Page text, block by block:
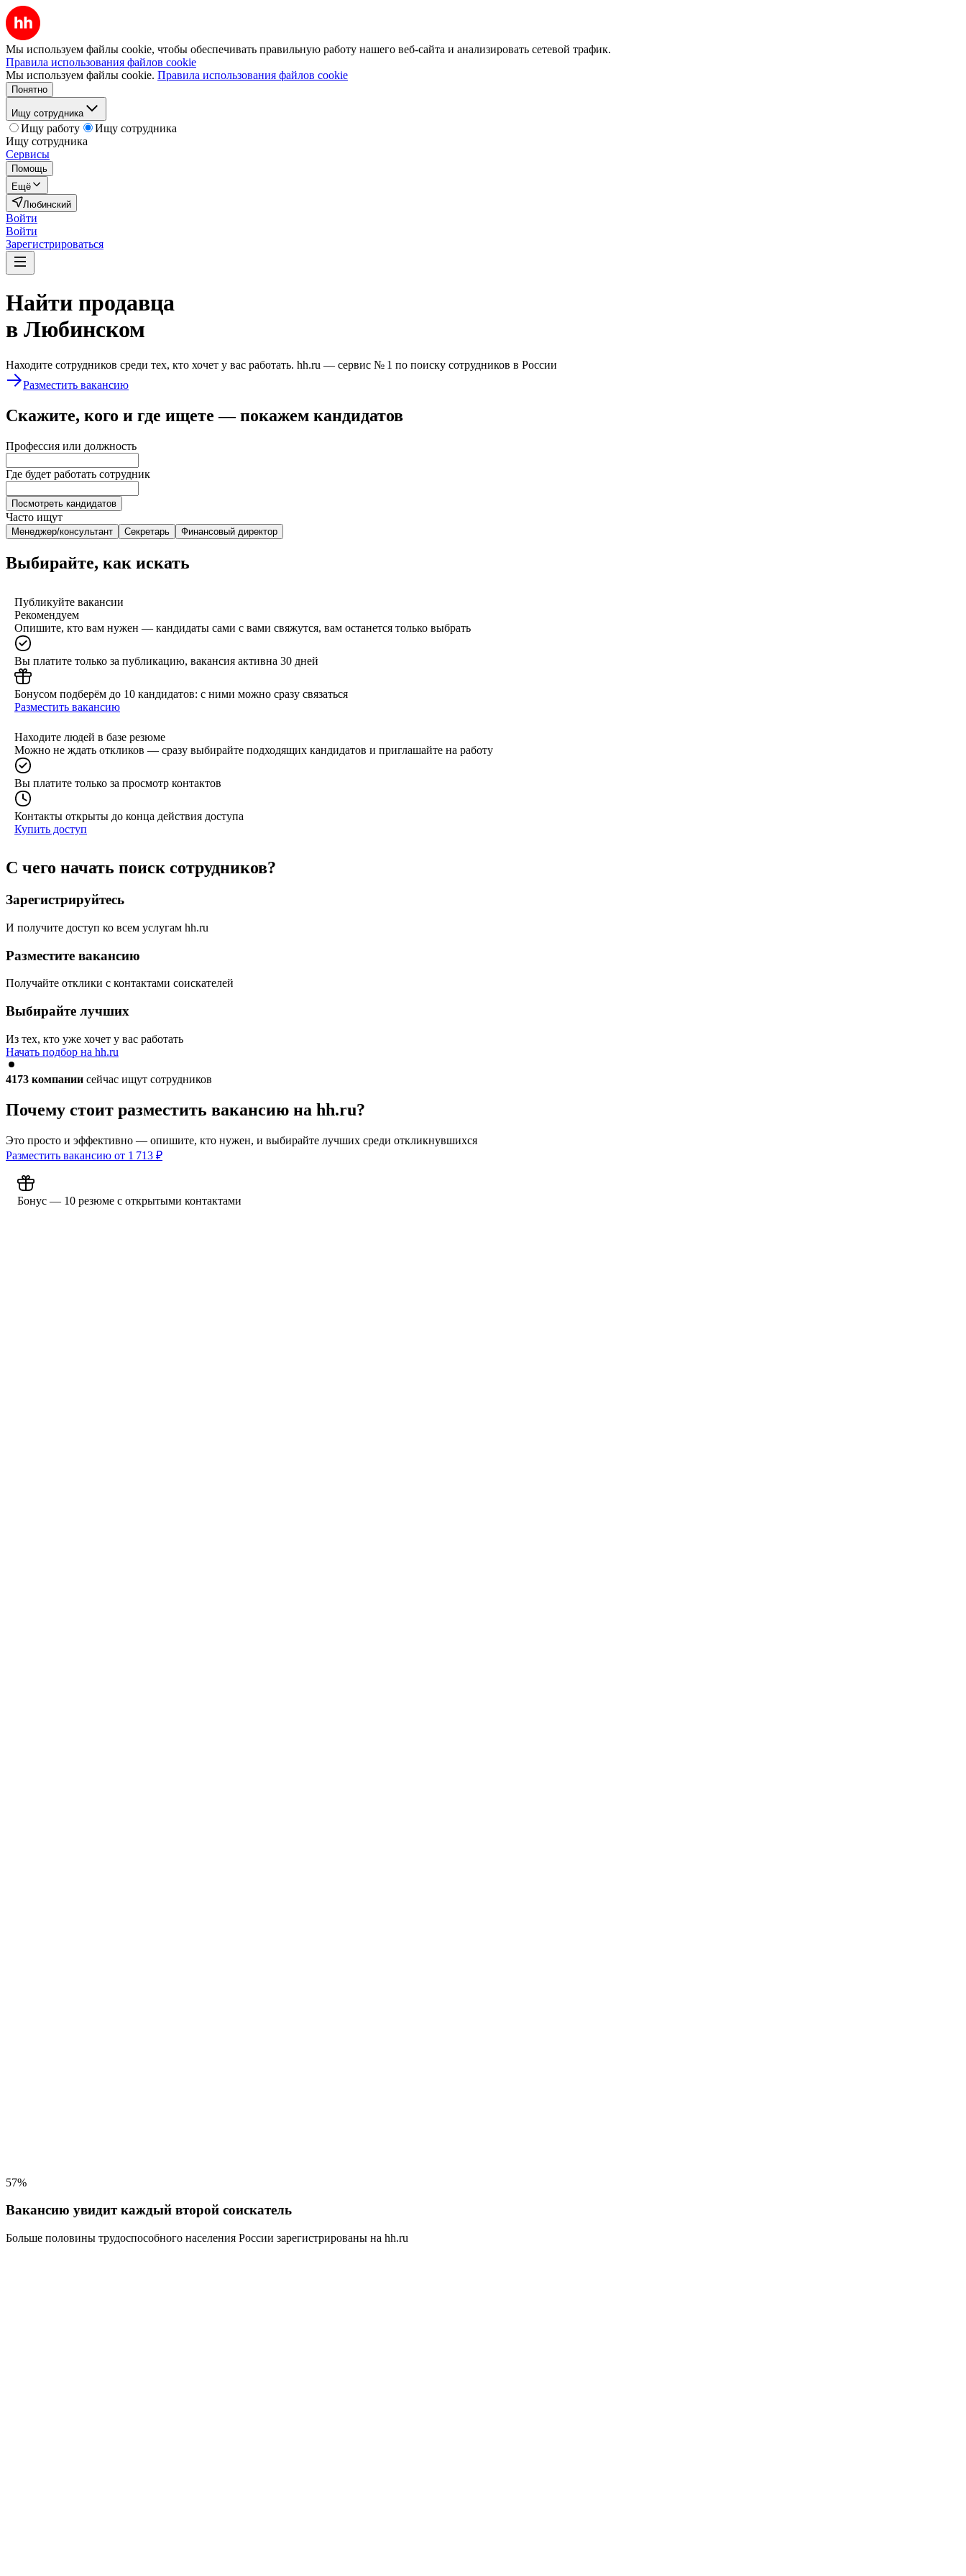
Мы используем файлы cookie, чтобы обеспечивать правильную работу нашего веб-сайта и анализировать сетевой трафик.
Правила использования файлов cookie
Мы используем файлы cookie. Правила использования файлов cookie
Понятно
Ищу сотрудника
Ищу работу
Ищу сотрудника
Ищу сотрудника
Сервисы
Помощь
Ещё
Любинский
Войти
Войти
Зарегистрироваться
Найти продавца
в Любинском
Находите сотрудников среди тех, кто хочет у вас работать. hh.ru — сервис № 1 по поиску сотрудников в России
Разместить вакансию
Скажите, кого и где ищете — покажем кандидатов
Профессия или должность
Где будет работать сотрудник
Посмотреть кандидатов
Часто ищут
Менеджер/консультант Секретарь Финансовый директор
Выбирайте, как искать
Публикуйте вакансии
Рекомендуем
Опишите, кто вам нужен — кандидаты сами с вами свяжутся, вам останется только выбрать
Вы платите только за публикацию, вакансия активна 30 дней
Бонусом подберём до 10 кандидатов: с ними можно сразу связаться
Разместить вакансию
Находите людей в базе резюме
Можно не ждать откликов — сразу выбирайте подходящих кандидатов и приглашайте на работу
Вы платите только за просмотр контактов
Контакты открыты до конца действия доступа
Купить доступ
С чего начать поиск сотрудников?
Зарегистрируйтесь
И получите доступ ко всем услугам hh.ru
Разместите вакансию
Получайте отклики с контактами соискателей
Выбирайте лучших
Из тех, кто уже хочет у вас работать
Начать подбор на hh.ru
4173 компании сейчас ищут сотрудников
Почему стоит разместить вакансию на hh.ru?
Это просто и эффективно — опишите, кто нужен, и выбирайте лучших среди откликнувшихся
Разместить вакансию от 1 713 ₽
Бонус — 10 резюме с открытыми контактами
57%
Вакансию увидит каждый второй соискатель
Больше половины трудоспособного населения России зарегистрированы на hh.ru